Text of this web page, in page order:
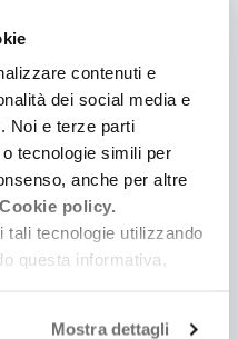
contenuti e
dei social media e
Noi e terze parti
tecnologie simili per
anche per altre
Cookie policy.
tali tecnologie utilizzando
questa informativa,
Mostra dettagli